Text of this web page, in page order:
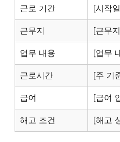
근로 기간 [시작
근무지 [근무
업무 내용 [업무
근로시간 [주 기
급여 [급여
해고 조건 [해고